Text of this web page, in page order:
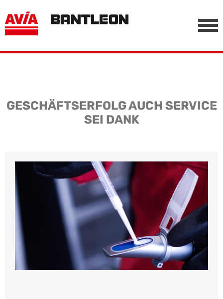
-->
GESCHÄFTSERFOLG AUCH SERVICE
SEI DANK